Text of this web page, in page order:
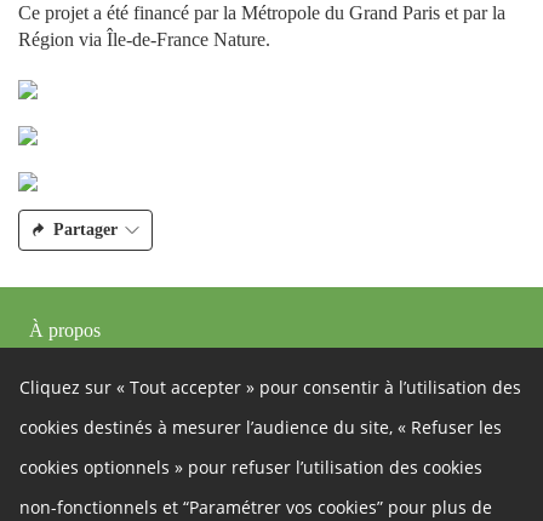
Ce projet a été financé par la Métropole du Grand Paris et par la
Région via Île-de-France Nature.
Partager
Cliquez sur « Tout accepter » pour consentir à l’utilisation des
cookies destinés à mesurer l’audience du site, « Refuser les
cookies optionnels » pour refuser l’utilisation des cookies
non-fonctionnels et “Paramétrer vos cookies” pour plus de
À propos
participation Cap Collectif, selon les principes de ladémocratie ouverte.
Facebook Twitter
Autres liens
Cookies Gestion des cookies